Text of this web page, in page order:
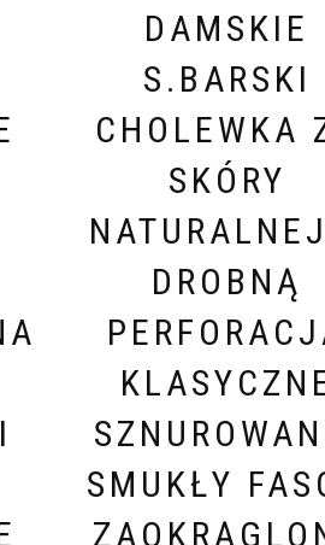
DAMSKIE
S.BARSKI
CHOLEWKA
SKÓRY
DROBNĄ
SMUKŁY